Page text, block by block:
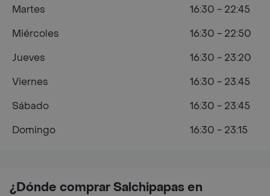
¿Dónde comprar Salchipapas en
Martes
16:30 - 22:45
Miércoles
16:30 - 22:50
Jueves
16:30 - 23:20
Viernes
16:30 - 23:45
Sábado
16:30 - 23:45
Domingo
16:30 - 23:15